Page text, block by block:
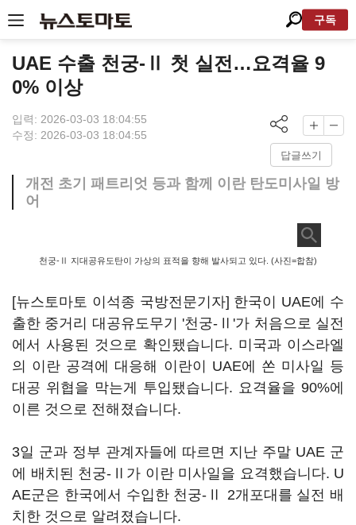
구독
UAE 수출 천궁-Ⅱ 첫 실전…요격율 9
0% 이상
입력: 2026-03-03 18:04:55
수정: 2026-03-03 18:04:55
답글쓰기
개전 초기 패트리엇 등과 함께 이란 탄도미사일 방
어
천궁-Ⅱ 지대공유도탄이 가상의 표적을 향해 발사되고 있다. (사진=합참)
[뉴스토마토 이석종 국방전문기자] 한국이 UAE에 수
출한 중거리 대공유도무기 '천궁-Ⅱ'가 처음으로 실전
에서 사용된 것으로 확인됐습니다. 미국과 이스라엘
의 이란 공격에 대응해 이란이 UAE에 쏜 미사일 등
대공 위협을 막는게 투입됐습니다. 요격율을 90%에
이른 것으로 전해졌습니다.
3일 군과 정부 관계자들에 따르면 지난 주말 UAE 군
에 배치된 천궁-Ⅱ가 이란 미사일을 요격했습니다. U
AE군은 한국에서 수입한 천궁-Ⅱ 2개포대를 실전 배
치한 것으로 알려졌습니다.